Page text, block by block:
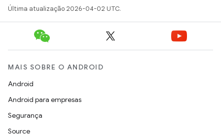
Última atualização 2026-04-02 UTC.
MAIS SOBRE O ANDROID
Android
Android para empresas
Segurança
Source